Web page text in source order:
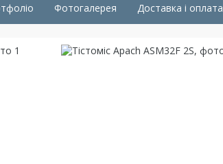
Фотогалерея Доставка і оплата